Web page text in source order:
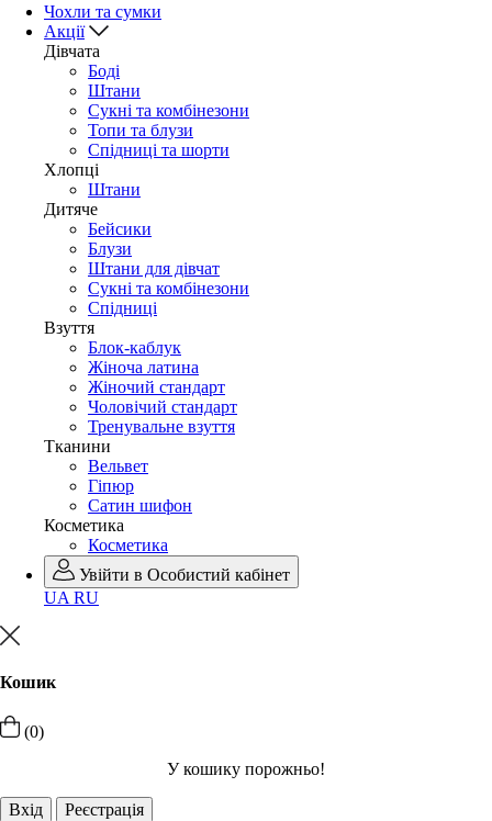
Чохли та сумки
Акції
Дівчата
Боді
Штани
Сукні та комбінезони
Топи та блузи
Спідниці та шорти
Хлопці
Штани
Дитяче
Бейсики
Блузи
Штани для дівчат
Сукні та комбінезони
Спідниці
Взуття
Блок-каблук
Жіноча латина
Жіночий стандарт
Чоловічий стандарт
Тренувальне взуття
Тканини
Вельвет
Гіпюр
Сатин шифон
Косметика
Косметика
Увійти в Особистий кабінет
UA RU
Кошик
(0)
У кошику порожньо!
Вхід Реєстрація